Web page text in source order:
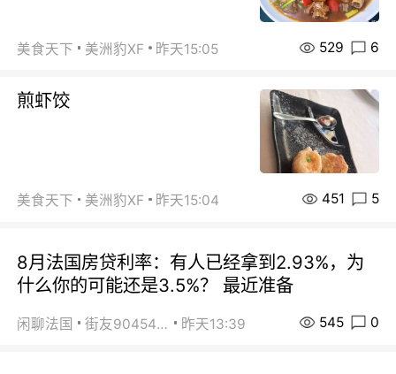
美食天下 美洲豹XF 昨天15:05 529 6
煎虾饺
美食天下 美洲豹XF 昨天15:04 451 5
8月法国房贷利率：有人已经拿到2.93%，为
什么你的可能还是3.5%？ 最近准备
闲聊法国 街友90454511 昨天13:39 545 0